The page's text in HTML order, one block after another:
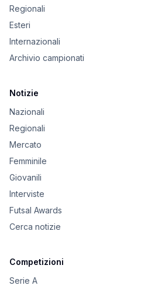
Regionali
Esteri
Internazionali
Archivio campionati
Notizie
Nazionali
Regionali
Mercato
Femminile
Giovanili
Interviste
Futsal Awards
Cerca notizie
Competizioni
Serie A